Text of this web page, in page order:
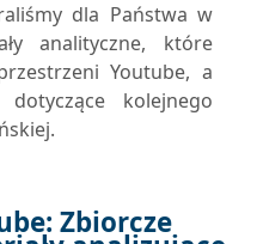
dla Państwa w
analityczne, które
Youtube, a
dotyczące kolejnego
Zbiorcze